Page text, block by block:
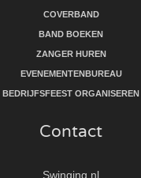
COVERBAND
BAND BOEKEN
ZANGER HUREN
EVENEMENTENBUREAU
BEDRIJFSFEEST ORGANISEREN
Contact
Swinging.nl